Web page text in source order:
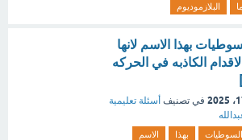
البلازموديوم
بهذا الاسم لانها
الكاذبه في الحركه
في تصنيف أسئلة تعليمية
السوطيات بهذا
الاسم